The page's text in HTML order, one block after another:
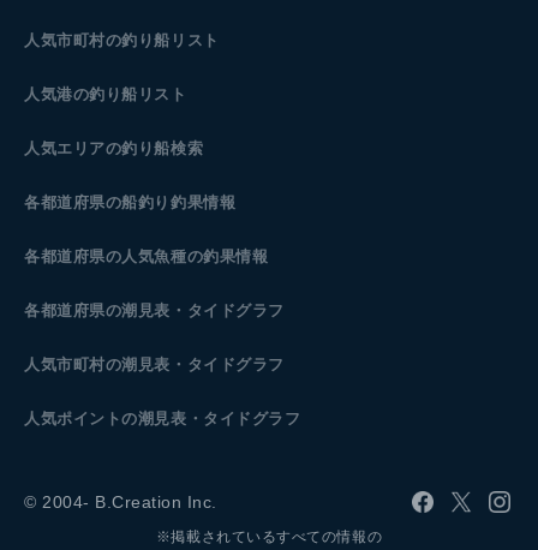
人気市町村の釣り船リスト
人気港の釣り船リスト
人気エリアの釣り船検索
各都道府県の船釣り釣果情報
各都道府県の人気魚種の釣果情報
各都道府県の潮見表 ・タイドグラフ
人気市町村の潮見表・タイドグラフ
人気ポイントの潮見表・タイドグラフ
© 2004- B.Creation Inc.
※掲載されているすべての情報の